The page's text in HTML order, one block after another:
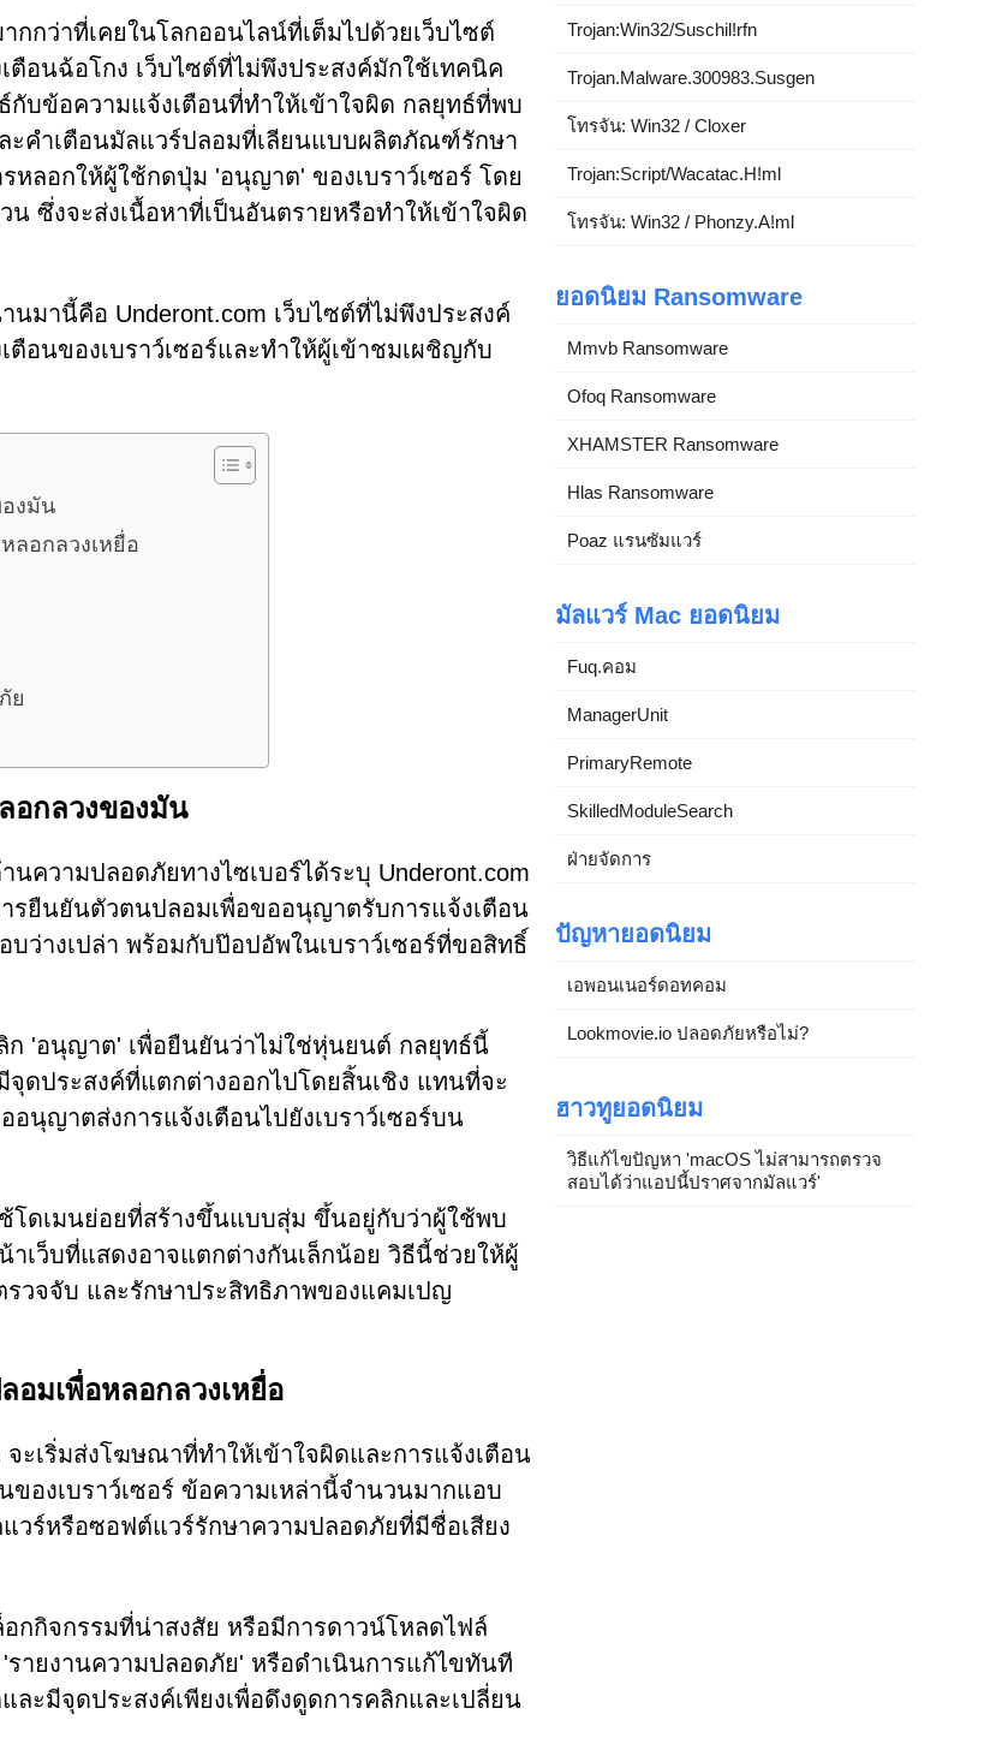
กว่าที่เคยในโลกออนไลน์ที่เต็มไปด้วยเว็บไซต์
อนฉ้อโกง เว็บไซต์ที่ไม่พึงประสงค์มักใช้เทคนิค
บข้อความแจ้งเตือนที่ทำให้เข้าใจผิด กลยุทธ์ที่พบ
ะคำเตือนมัลแวร์ปลอมที่เลียนแบบผลิตภัณฑ์รักษา
หลอกให้ผู้ใช้กดปุ่ม 'อนุญาต' ของเบราว์เซอร์ โดย
ซึ่งจะส่งเนื้อหาที่เป็นอันตรายหรือทำให้เข้าใจผิด
มานี้คือ Underont.com เว็บไซต์ที่ไม่พึงประสงค์
อนของเบราว์เซอร์และทำให้ผู้เข้าชมเผชิญกับ
งมัน
ลอกลวงเหยื่อ
ย
อกลวงของมัน
ความปลอดภัยทางไซเบอร์ได้ระบุ Underont.com
ารยืนยันตัวตนปลอมเพื่อขออนุญาตรับการแจ้งเตือน
ว่างเปล่า พร้อมกับป๊อปอัพในเบราว์เซอร์ที่ขอสิทธิ์
ก 'อนุญาต' เพื่อยืนยันว่าไม่ใช่หุ่นยนต์ กลยุทธ์นี้
ดประสงค์ที่แตกต่างออกไปโดยสิ้นเชิง แทนที่จะ
นุญาตส่งการแจ้งเตือนไปยังเบราว์เซอร์บน
โดเมนย่อยที่สร้างขึ้นแบบสุ่ม ขึ้นอยู่กับว่าผู้ใช้พบ
เว็บที่แสดงอาจแตกต่างกันเล็กน้อย วิธีนี้ช่วยให้ผู้
รวจจับ และรักษาประสิทธิภาพของแคมเปญ
อมเพื่อหลอกลวงเหยื่อ
ะเริ่มส่งโฆษณาที่ทำให้เข้าใจผิดและการแจ้งเตือน
องเบราว์เซอร์ ข้อความเหล่านี้จำนวนมากแอบ
วร์หรือซอฟต์แวร์รักษาความปลอดภัยที่มีชื่อเสียง
กกิจกรรมที่น่าสงสัย หรือมีการดาวน์โหลดไฟล์
ายงานความปลอดภัย' หรือดำเนินการแก้ไขทันที
ะมีจุดประสงค์เพียงเพื่อดึงดูดการคลิกและเปลี่ยน
Trojan:Win32/Suschil!rfn
Trojan.Malware.300983.Susgen
โทรจัน: Win32 / Cloxer
Trojan:Script/Wacatac.H!ml
โทรจัน: Win32 / Phonzy.A!ml
ยอดนิยม Ransomware
Mmvb Ransomware
Ofoq Ransomware
XHAMSTER Ransomware
Hlas Ransomware
Poaz แรนซัมแวร์
มัลแวร์ Mac ยอดนิยม
Fuq.คอม
ManagerUnit
PrimaryRemote
SkilledModuleSearch
ฝ่ายจัดการ
ปัญหายอดนิยม
เอพอนเนอร์ดอทคอม
Lookmovie.io ปลอดภัยหรือไม่?
ฮาวทูยอดนิยม
วิธีแก้ไขปัญหา 'macOS ไม่สามารถตรวจ
สอบได้ว่าแอปนี้ปราศจากมัลแวร์'